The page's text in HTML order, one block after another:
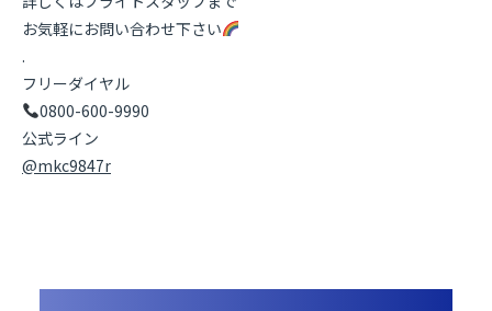
お気軽にお問い合わせ下さい
.
フリーダイヤル
0800-600-9990
公式ライン
@mkc9847r